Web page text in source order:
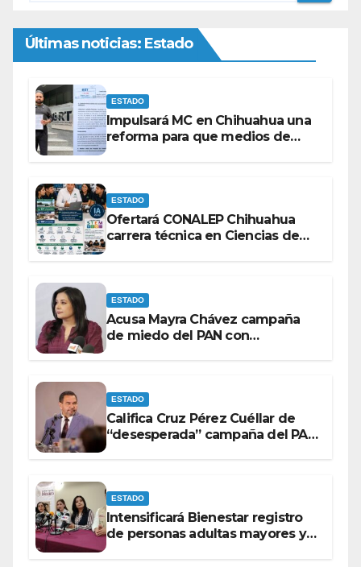
Últimas noticias: Estado
ESTADO
Impulsará MC en Chihuahua una
reforma para que medios de
ESTADO
Ofertará CONALEP Chihuahua
carrera técnica en Ciencias de
ESTADO
Acusa Mayra Chávez campaña
de miedo del PAN con
ESTADO
Califica Cruz Pérez Cuéllar de
“desesperada” campaña del PAN
ESTADO
Intensificará Bienestar registro
de personas adultas mayores y